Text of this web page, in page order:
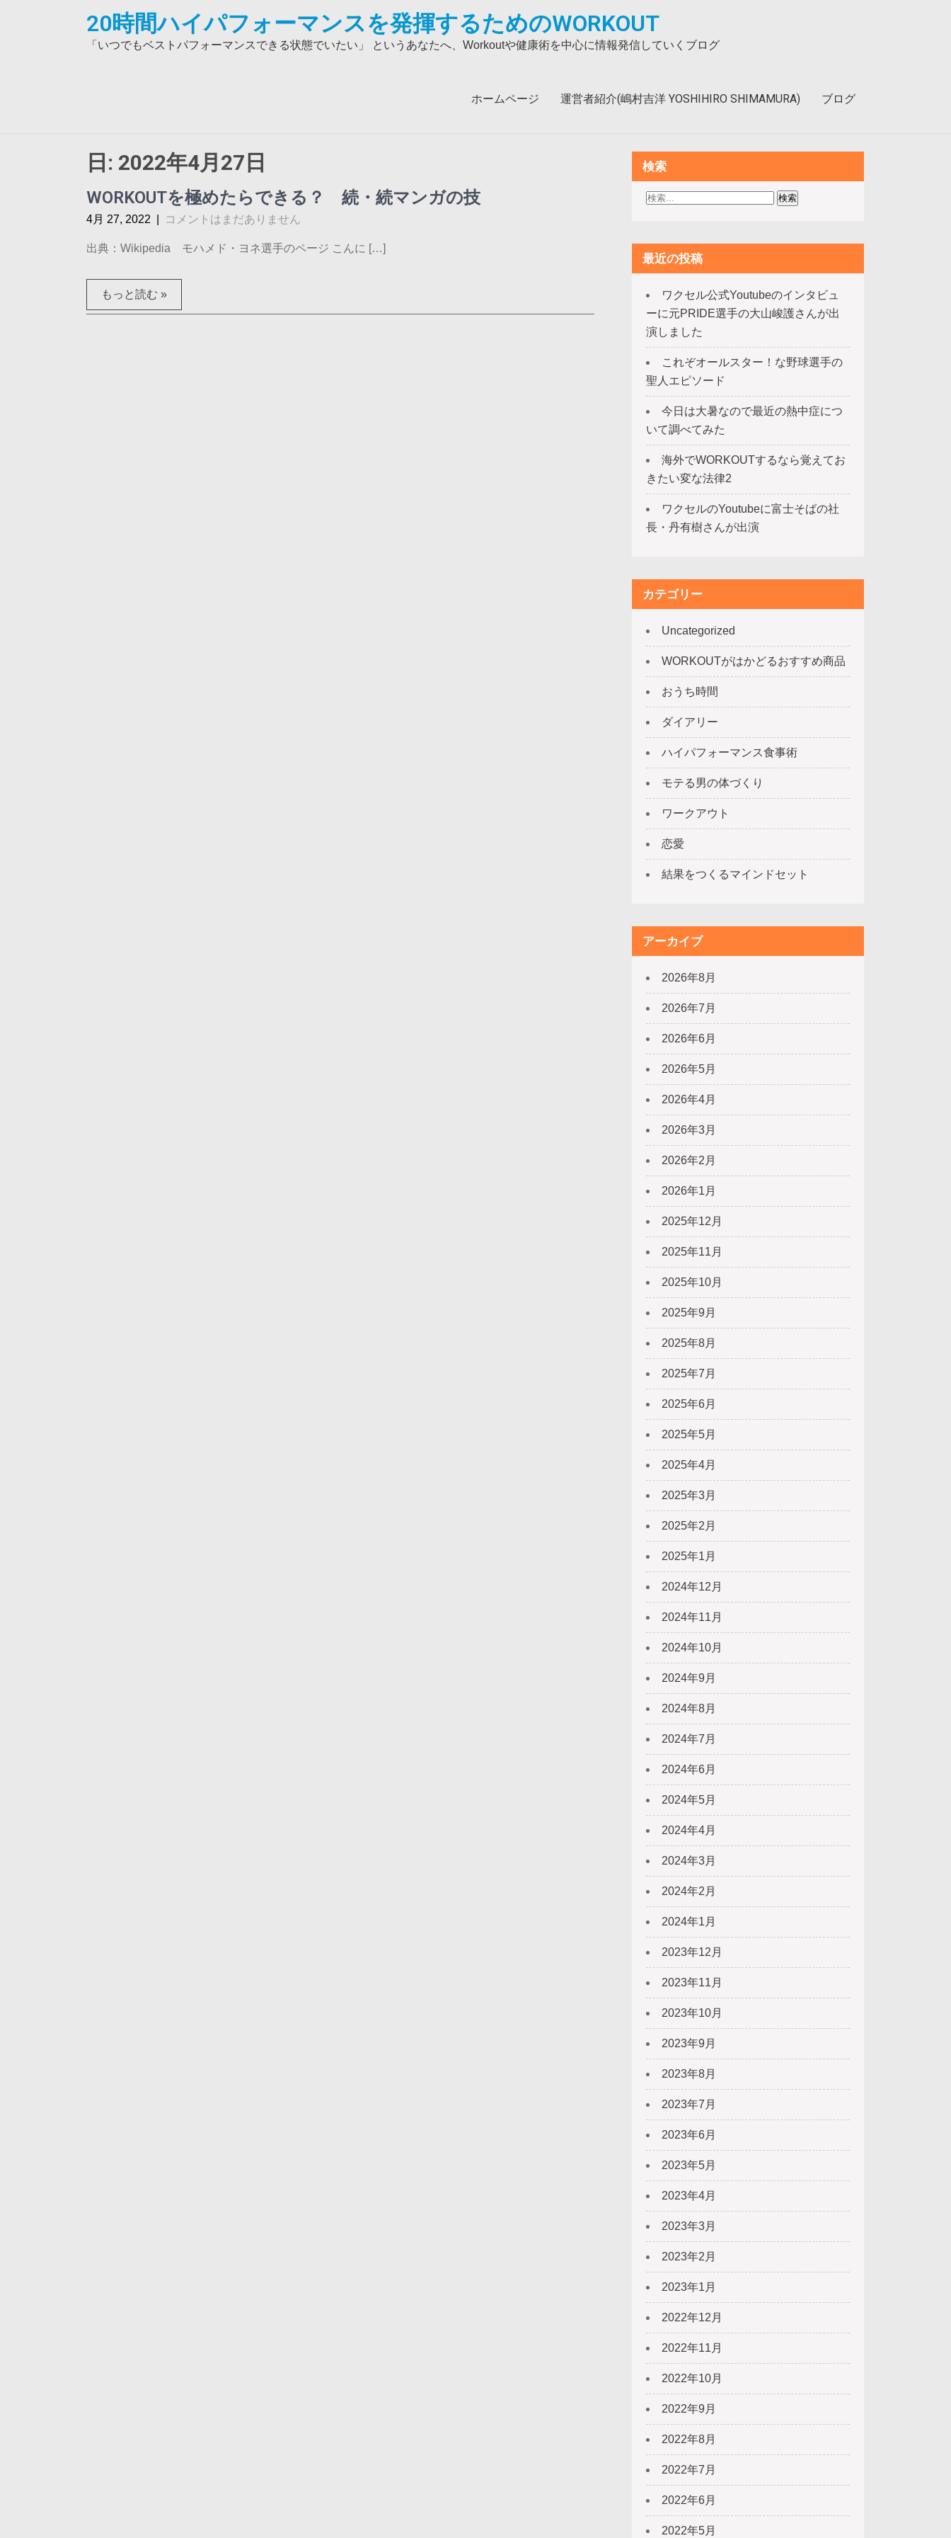
20時間ハイパフォーマンスを発揮するためのWORKOUT
「いつでもベストパフォーマンスできる状態でいたい」 というあなたへ、Workoutや健康術を中心に情報発信していくブログ
ホームページ 運営者紹介(嶋村吉洋 YOSHIHIRO SHIMAMURA) ブログ
日: 2022年4月27日
WORKOUTを極めたらできる？ 続・続マンガの技
4月 27, 2022 コメントはまだありません
出典：Wikipedia モハメド・ヨネ選手のページ こんに […]
もっと読む »
検索
最近の投稿
ワクセル公式Youtubeのインタビュ
ーに元PRIDE選手の大山峻護さんが出
演しました
これぞオールスター！な野球選手の
聖人エピソード
今日は大暑なので最近の熱中症につ
いて調べてみた
海外でWORKOUTするなら覚えてお
きたい変な法律2
ワクセルのYoutubeに富士そばの社
長・丹有樹さんが出演
カテゴリー
Uncategorized
WORKOUTがはかどるおすすめ商品
おうち時間
ダイアリー
ハイパフォーマンス食事術
モテる男の体づくり
ワークアウト
恋愛
結果をつくるマインドセット
アーカイブ
2026年8月
2026年7月
2026年6月
2026年5月
2026年4月
2026年3月
2026年2月
2026年1月
2025年12月
2025年11月
2025年10月
2025年9月
2025年8月
2025年7月
2025年6月
2025年5月
2025年4月
2025年3月
2025年2月
2025年1月
2024年12月
2024年11月
2024年10月
2024年9月
2024年8月
2024年7月
2024年6月
2024年5月
2024年4月
2024年3月
2024年2月
2024年1月
2023年12月
2023年11月
2023年10月
2023年9月
2023年8月
2023年7月
2023年6月
2023年5月
2023年4月
2023年3月
2023年2月
2023年1月
2022年12月
2022年11月
2022年10月
2022年9月
2022年8月
2022年7月
2022年6月
2022年5月